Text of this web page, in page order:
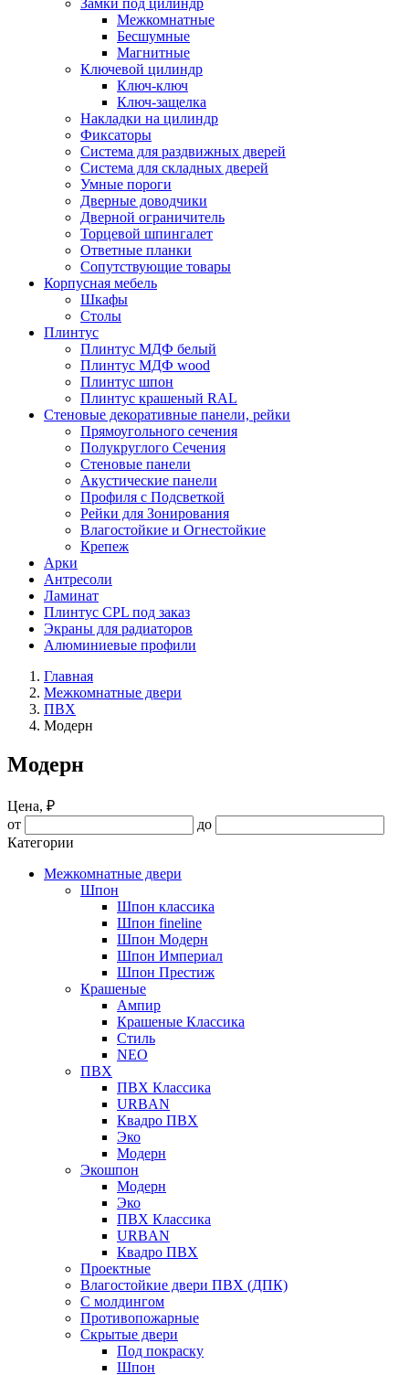
Замки под цилиндр
Межкомнатные
Бесшумные
Магнитные
Ключевой цилиндр
Ключ-ключ
Ключ-защелка
Накладки на цилиндр
Фиксаторы
Система для раздвижных дверей
Система для складных дверей
Умные пороги
Дверные доводчики
Дверной ограничитель
Торцевой шпингалет
Ответные планки
Сопутствующие товары
Корпусная мебель
Шкафы
Столы
Плинтус
Плинтус МДФ белый
Плинтус МДФ wood
Плинтус шпон
Плинтус крашеный RAL
Стеновые декоративные панели, рейки
Прямоугольного сечения
Полукруглого Сечения
Стеновые панели
Акустические панели
Профиля с Подсветкой
Рейки для Зонирования
Влагостойкие и Огнестойкие
Крепеж
Арки
Антресоли
Ламинат
Плинтус CPL под заказ
Экраны для радиаторов
Алюминиевые профили
Главная
Межкомнатные двери
ПВХ
Модерн
Модерн
Цена, ₽
от
до
Категории
Межкомнатные двери
Шпон
Шпон классика
Шпон fineline
Шпон Модерн
Шпон Империал
Шпон Престиж
Крашеные
Ампир
Крашеные Классика
Стиль
NEO
ПВХ
ПВХ Классика
URBAN
Квадро ПВХ
Эко
Модерн
Экошпон
Модерн
Эко
ПВХ Классика
URBAN
Квадро ПВХ
Проектные
Влагостойкие двери ПВХ (ДПК)
С молдингом
Противопожарные
Скрытые двери
Под покраску
Шпон